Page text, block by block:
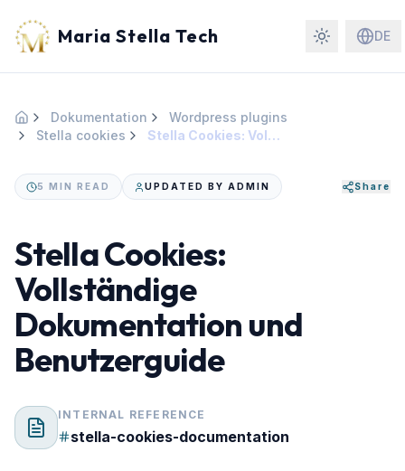
Maria Stella Tech DE
Startseite
Dokumentation
Wordpress plugins
Stella cookies
Stella Cookies: Vollständige Dokumentation und Benutzerguide
5 MIN READ UPDATED BY ADMIN Share
Stella Cookies:
Vollständige
Dokumentation und
Benutzerguide
INTERNAL REFERENCE
stella-cookies-documentation